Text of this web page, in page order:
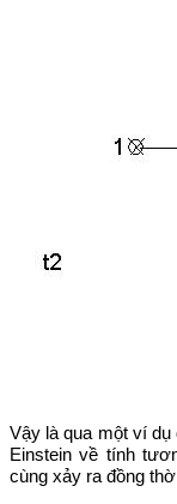
Vậy là qua một ví dụ
Einstein về tính
cùng xảy ra đồng